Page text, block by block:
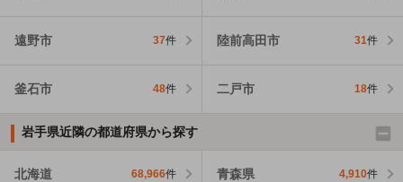
遠野市 37件 陸前高田市 31件
釜石市 48件 二戸市 18件
岩手県近隣の都道府県から探す
北海道 68,966件 青森県 4,910件